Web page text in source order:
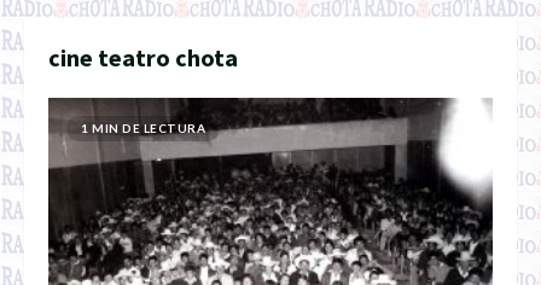
cine teatro chota
1 MIN DE LECTURA